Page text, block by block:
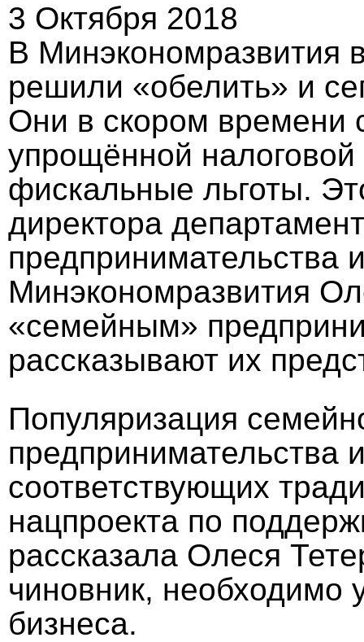
3 Октября 2018
В Минэкономразвития
решили «обелить» и
Они в скором времени
упрощённой налоговой
фискальные льготы.
директора
предпринимательства
Минэкономразвития
«семейным»
рассказывают их
Популяризация
предпринимательства
соответствующих
нацпроекта по
рассказала Олеся
чиновник, необходимо
бизнеса.